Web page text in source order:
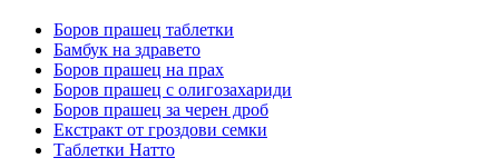
Боров прашец таблетки
Бамбук на здравето
Боров прашец на прах
Боров прашец с олигозахариди
Боров прашец за черен дроб
Екстракт от гроздови семки
Таблетки Натто